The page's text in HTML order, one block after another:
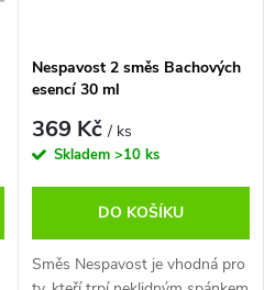
Nespavost 2 směs Bachových
esencí 30 ml
369 Kč/ ks
Skladem >10 ks
DO KOŠÍKU
Směs Nespavost je vhodná pro